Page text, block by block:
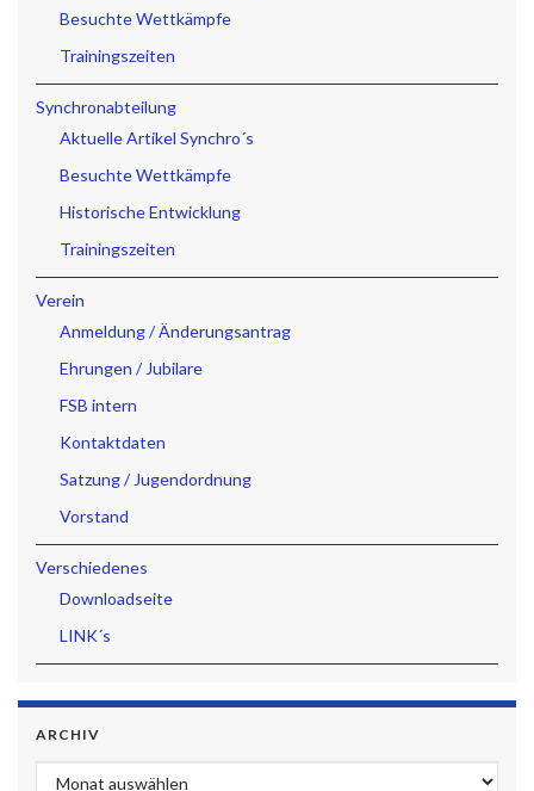
Besuchte Wettkämpfe
Trainingszeiten
Synchronabteilung
Aktuelle Artikel Synchro´s
Besuchte Wettkämpfe
Historische Entwicklung
Trainingszeiten
Verein
Anmeldung / Änderungsantrag
Ehrungen / Jubilare
FSB intern
Kontaktdaten
Satzung / Jugendordnung
Vorstand
Verschiedenes
Downloadseite
LINK´s
ARCHIV
Archiv